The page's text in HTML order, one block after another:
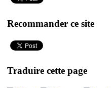
Recommander ce site
Traduire cette page